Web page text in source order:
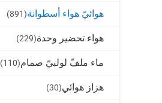
هوائيّ هواء أسطوانة(891)
هواء تحضير وحدة(229)
ماء ملفّ لولبيّ صمام(110)
هزاز هوائي(30)